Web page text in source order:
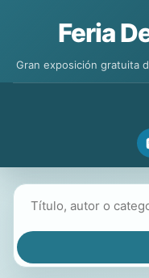
Feria
Gran exposición gratuita